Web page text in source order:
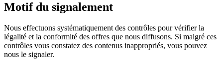
Motif du signalement
Nous effectuons systématiquement des contrôles pour vérifier la
légalité et la conformité des offres que nous diffusons. Si malgré ces
contrôles vous constatez des contenus inappropriés, vous pouvez
nous le signaler.